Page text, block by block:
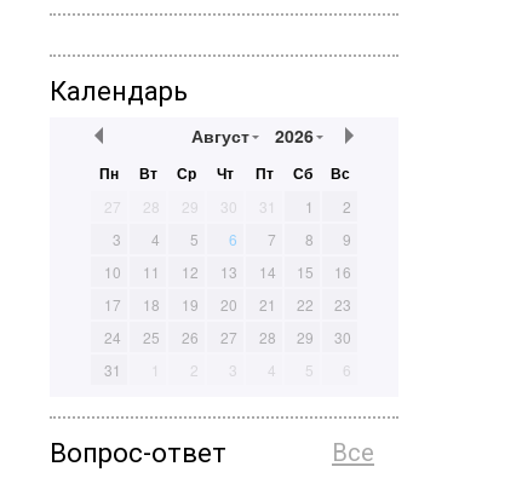
Календарь
Август 2026
Пн Вт Ср Чт Пт Сб Вс
27 28 29 30 31 1
2
3
4 5 6 7 8
9
10
11 12 13 14 15
16
17
18 19 20 21 22
23
24
25 26 27 28 29
30
31
1 2 3 4 5 6
Все
Вопрос-ответ